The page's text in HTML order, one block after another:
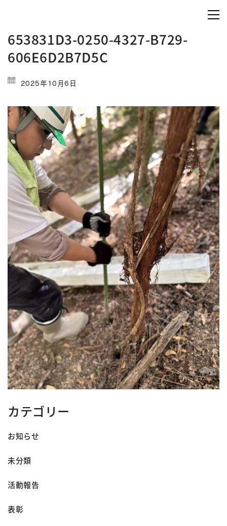
653831D3-0250-4327-B729-
606E6D2B7D5C
2025年10月6日
カテゴリー
お知らせ
未分類
活動報告
表彰